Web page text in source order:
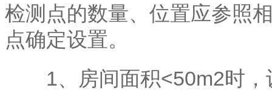
检测点的数量、位置应参照
点确定设置。
1、房间面积<50m2时，